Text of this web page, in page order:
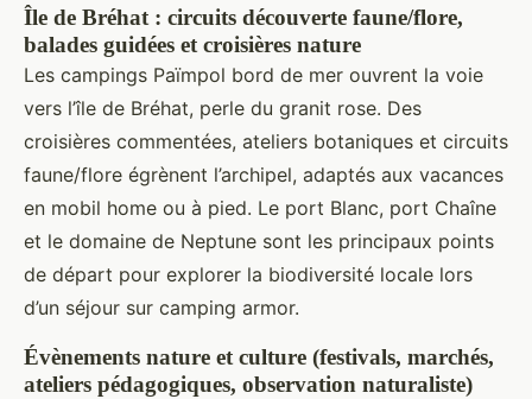
Île de Bréhat : circuits découverte faune/flore,
balades guidées et croisières nature
Les campings Païmpol bord de mer ouvrent la voie
vers l’île de Bréhat, perle du granit rose. Des
croisières commentées, ateliers botaniques et circuits
faune/flore égrènent l’archipel, adaptés aux vacances
en mobil home ou à pied. Le port Blanc, port Chaîne
et le domaine de Neptune sont les principaux points
de départ pour explorer la biodiversité locale lors
d’un séjour sur camping armor.
Évènements nature et culture (festivals, marchés,
ateliers pédagogiques, observation naturaliste)